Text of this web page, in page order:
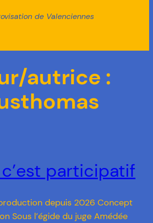
de Valenciennes
autrice :
participatif
depuis 2026 Concept
Sous l’égide du juge Amédée